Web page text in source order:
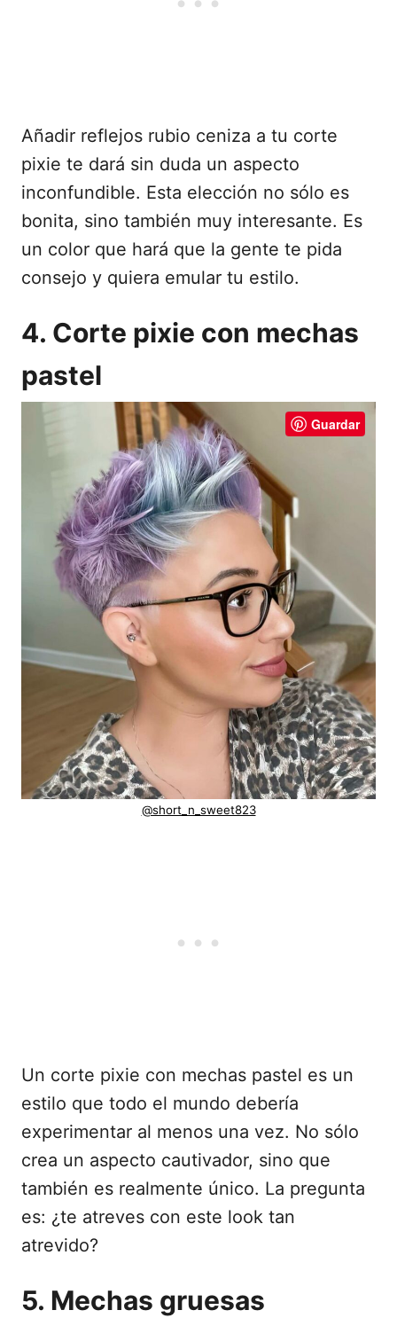
Añadir reflejos rubio ceniza a tu corte
pixie te dará sin duda un aspecto
inconfundible. Esta elección no sólo es
bonita, sino también muy interesante. Es
un color que hará que la gente te pida
consejo y quiera emular tu estilo.
4. Corte pixie con mechas
pastel
Guardar
@short_n_sweet823
Un corte pixie con mechas pastel es un
estilo que todo el mundo debería
experimentar al menos una vez. No sólo
crea un aspecto cautivador, sino que
también es realmente único. La pregunta
es: ¿te atreves con este look tan
atrevido?
5. Mechas gruesas